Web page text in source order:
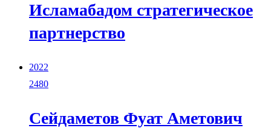
Исламабадом стратегическое
партнерство
2022
2480
Сейдаметов Фуат Аметович